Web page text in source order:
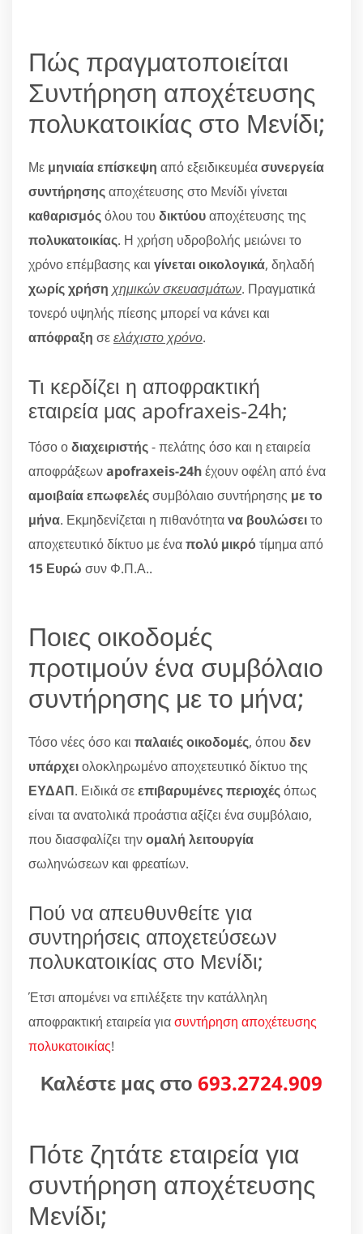
Πώς πραγματοποιείται
Συντήρηση αποχέτευσης
πολυκατοικίας στο Μενίδι;
Με μηνιαία επίσκεψη από εξειδικευμέασυνεργεία
συντήρησηςαποχέτευσης στο Μενίδι γίνεται
καθαρισμόςόλου του δικτύουαποχέτευσης της
πολυκατοικίας. Η χρήση υδροβολής μειώνει το
χρόνο επέμβασης και γίνεται οικολογικά, δηλαδή
χωρίς χρήση χημικών σκευασμάτων. Πραγματικά
τονερό υψηλής πίεσης μπορεί να κάνει και
απόφραξη σεελάχιστο χρόνο.
Τι κερδίζει η αποφρακτική
εταιρεία μας apofraxeis-24h;
Τόσο οδιαχειριστής- πελάτης όσο και η εταιρεία
αποφράξεωνapofraxeis-24hέχουν οφέλη από ένα
αμοιβαία επωφελέςσυμβόλαιο συντήρησης με το
μήνα. Εκμηδενίζεται η πιθανότητανα βουλώσειτο
αποχετευτικό δίκτυο με έναπολύ μικρότίμημα από
15 Ευρώ συν Φ.Π.Α..
Ποιες οικοδομές
προτιμούν ένα συμβόλαιο
συντήρησης με το μήνα;
Τόσο νέες όσο και παλαιές οικοδομές, όπου δεν
υπάρχειολοκληρωμένο αποχετευτικό δίκτυο της
ΕΥΔΑΠ. Ειδικά σεεπιβαρυμένες περιοχέςόπως
είναι τα ανατολικά προάστια αξίζει ένα συμβόλαιο,
που διασφαλίζει τηνομαλή λειτουργία
σωληνώσεων και φρεατίων.
Πού να απευθυνθείτε για
συντηρήσεις αποχετεύσεων
πολυκατοικίας στο Μενίδι;
Έτσι απομένει να επιλέξετε την κατάλληλη
αποφρακτική εταιρεία γιασυντήρηση αποχέτευσης
πολυκατοικίας!
Καλέστε μας στο 693.2724.909
Πότε ζητάτε εταιρεία για
συντήρηση αποχέτευσης
Μενίδι;